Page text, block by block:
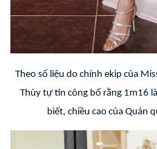
Theo số liệu do chính ekip của
Thùy tự tin công bố rằng 1m16
biết, chiều cao của Quán